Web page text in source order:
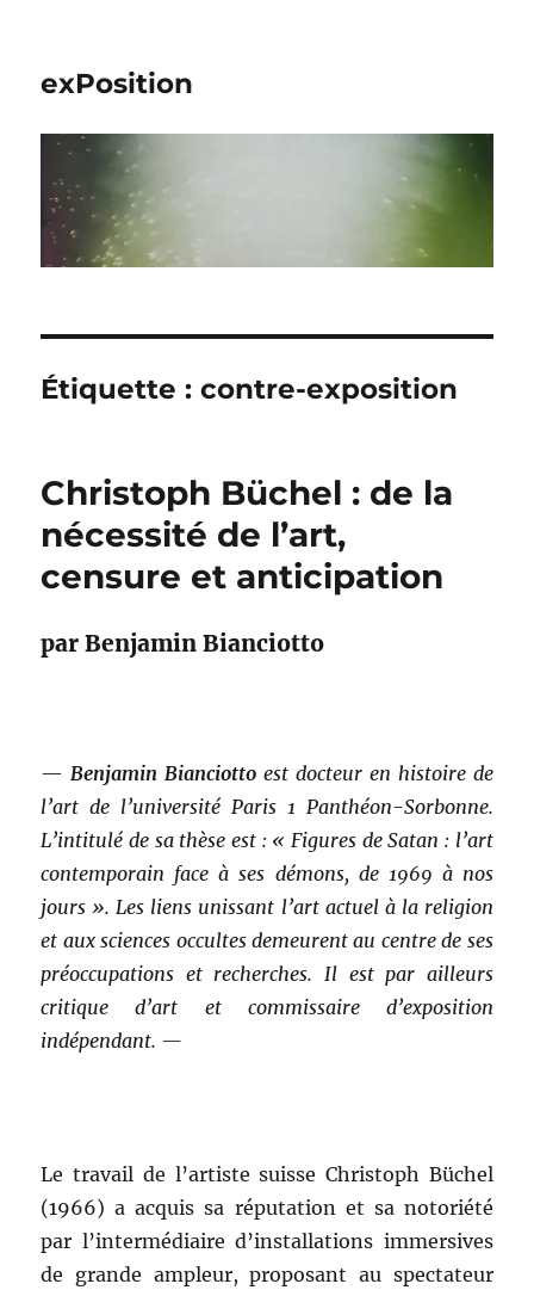
exPosition
Étiquette :contre-exposition
Christoph Büchel : de la
nécessité de l’art,
censure et anticipation
par Benjamin Bianciotto
— Benjamin Bianciotto est docteur en histoire de
l’art de l’université Paris 1 Panthéon-Sorbonne.
L’intitulé de sa thèse est : « Figures de Satan : l’art
contemporain face à ses démons, de 1969 à nos
jours ». Les liens unissant l’art actuel à la religion
et aux sciences occultes demeurent au centre de ses
préoccupations et recherches. Il est par ailleurs
critique d’art et commissaire d’exposition
indépendant. —
Le travail de l’artiste suisse Christoph Büchel
(1966) a acquis sa réputation et sa notoriété
par l’intermédiaire d’installations immersives
de grande ampleur, proposant au spectateur